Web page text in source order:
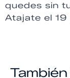
quedes sin
Atajate el 19